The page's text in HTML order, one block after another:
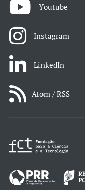
Youtube
Instagram
LinkedIn
Atom / RSS